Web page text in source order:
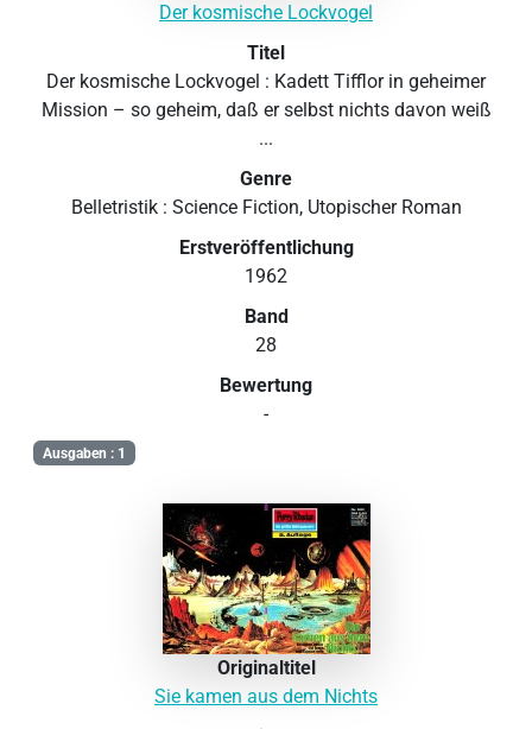
Der kosmische Lockvogel
Titel
Der kosmische Lockvogel : Kadett Tifflor in geheimer
Mission – so geheim, daß er selbst nichts davon weiß
...
Genre
Belletristik : Science Fiction, Utopischer Roman
Erstveröffentlichung
1962
Band
28
Bewertung
-
Ausgaben : 1
Originaltitel
Sie kamen aus dem Nichts